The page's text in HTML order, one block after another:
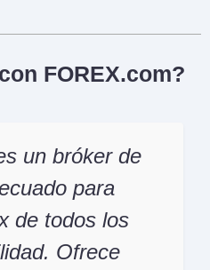
FOREX.com?
un bróker de
para
de todos los
Ofrece